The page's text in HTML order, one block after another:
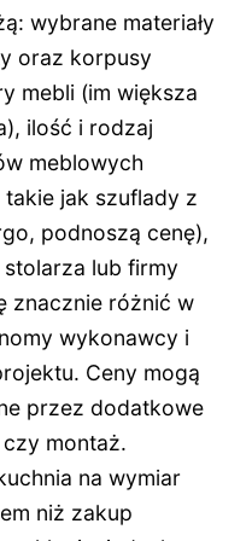
wybrane materiały
oraz korpusy
mebli (im większa
ilość i rodzaj
meblowych
jak szuflady z
podnoszą cenę),
lub firmy
znacznie różnić w
wykonawcy i
Ceny mogą
przez dodatkowe
montaż.
na wymiar
niż zakup